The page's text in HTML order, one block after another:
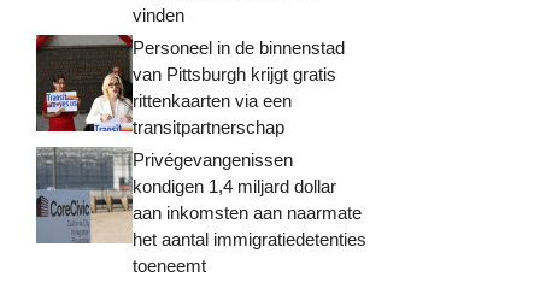
vinden
Personeel in de binnenstad
van Pittsburgh krijgt gratis
rittenkaarten via een
transitpartnerschap
Privégevangenissen
kondigen 1,4 miljard dollar
aan inkomsten aan naarmate
het aantal immigratiedetenties
toeneemt